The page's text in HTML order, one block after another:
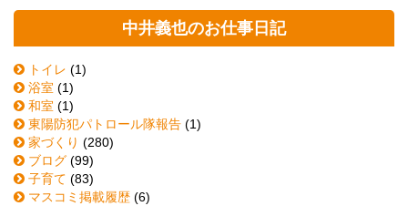
中井義也のお仕事日記
トイレ (1)
浴室 (1)
和室 (1)
東陽防犯パトロール隊報告 (1)
家づくり (280)
ブログ (99)
子育て (83)
マスコミ掲載履歴 (6)